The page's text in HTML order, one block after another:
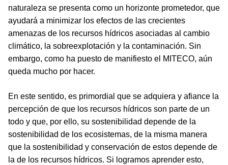
naturaleza se presenta como un horizonte prometedor, que
ayudará a minimizar los efectos de las crecientes
amenazas de los recursos hídricos asociadas al cambio
climático, la sobreexplotación y la contaminación. Sin
embargo, como ha puesto de manifiesto el MITECO, aún
queda mucho por hacer.
En este sentido, es primordial que se adquiera y afiance la
percepción de que los recursos hídricos son parte de un
todo y que, por ello, su sostenibilidad depende de la
sostenibilidad de los ecosistemas, de la misma manera
que la sostenibilidad y conservación de estos depende de
la de los recursos hídricos. Si logramos aprender esto,